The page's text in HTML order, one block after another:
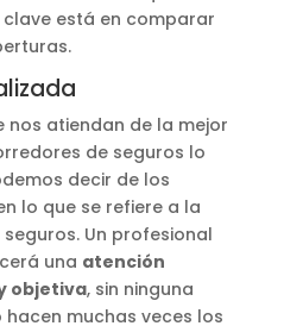
está en comparar
nos atiendan de la mejor
de seguros lo
decir de los
lo que se refiere a la
Un profesional
una atención
objetiva, sin ninguna
muchas veces los